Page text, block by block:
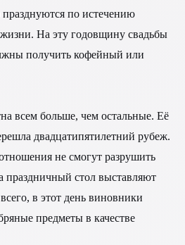
по истечению
На эту годовщину свадьбы
получить кофейный или
всем больше, чем остальные. Её
двадцатипятилетний рубеж.
не смогут разрушить
праздничный стол выставляют
в этот день виновники
предметы в качестве